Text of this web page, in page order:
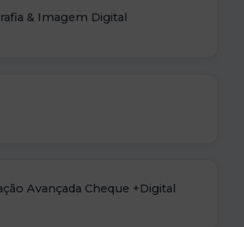
& Imagem Digital
Avançada Cheque +Digital